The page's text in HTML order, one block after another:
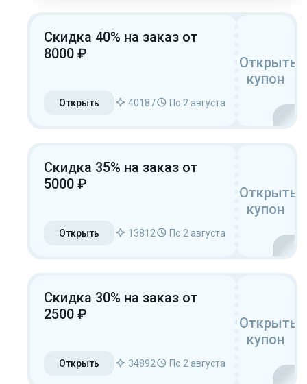
Скидка 40% на заказ от
8000 ₽
Открыть 40187 По 2 августа
Открыть
купон
Скидка 35% на заказ от
5000 ₽
Открыть 13812 По 2 августа
Открыть
купон
Скидка 30% на заказ от
2500 ₽
Открыть 34892 По 2 августа
Открыть
купон